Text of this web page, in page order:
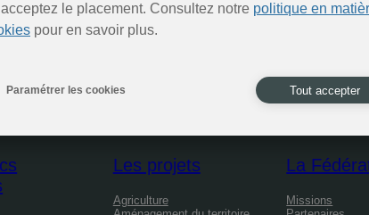
Des nouvelles des Parcs naturels
Les projets
Agriculture
La
Missions
le placement. Consultez notre politique en
pour en savoir plus.
Paramétrer les cookies Tout accepter